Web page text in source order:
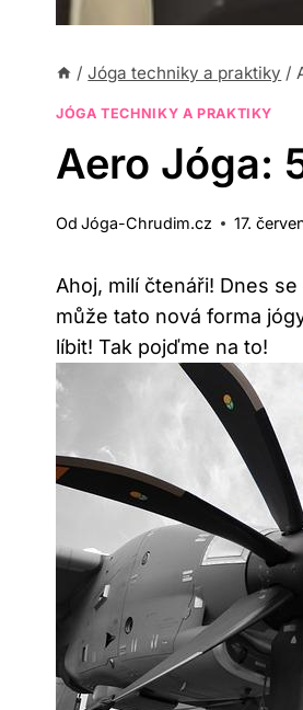
/ Jóga techniky a praktiky /
JÓGA TECHNIKY A PRAKTIKY
Aero Jóga:
Od Jóga-Chrudim.cz 17.
Ahoj, milí čtenáři! Dnes⁤
může tato nová forma
líbit! Tak pojďme na to!